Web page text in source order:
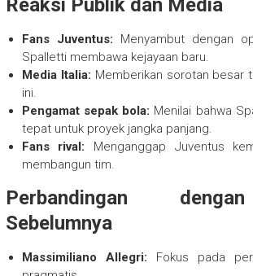
Reaksi Publik dan Media
Fans Juventus: Menyambut dengan
Spalletti membawa kejayaan baru.
Media Italia: Memberikan sorotan besar
ini.
Pengamat sepak bola: Menilai bahwa
tepat untuk proyek jangka panjang.
Fans rival: Menganggap Juventus
membangun tim.
Perbandingan
Sebelumnya
Massimiliano Allegri: Fokus pada